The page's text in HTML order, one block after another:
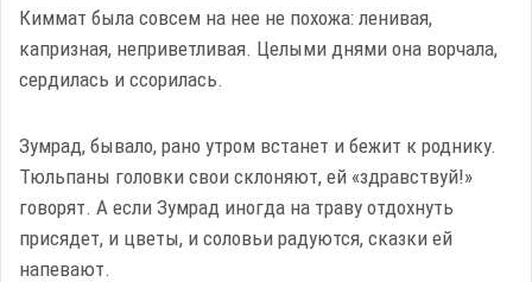
Киммат была совсем на нее не похожа: ленивая,
капризная, неприветливая. Целыми днями она ворчала,
сердилась и ссорилась.
Зумрад, бывало, рано утром встанет и бежит к роднику.
Тюльпаны головки свои склоняют, ей «здравствуй!»
говорят. А если Зумрад иногда на траву отдохнуть
присядет, и цветы, и соловьи радуются, сказки ей
напевают.